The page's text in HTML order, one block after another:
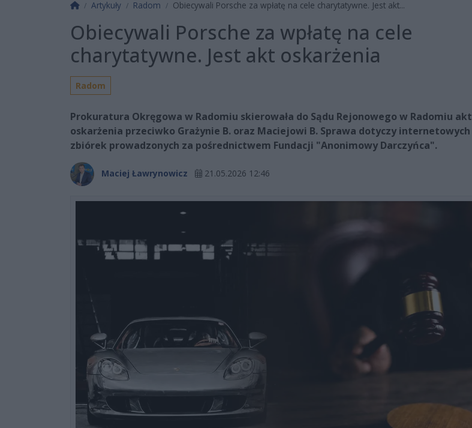
Strona główna
Artykuły Radom Obiecywali Porsche za wpłatę na cele charytatywne. Jest akt...
Obiecywali Porsche za wpłatę na cele
charytatywne. Jest akt oskarżenia
Radom
Prokuratura Okręgowa w Radomiu skierowała do Sądu Rejonowego w Radomiu akt
oskarżenia przeciwko Grażynie B. oraz Maciejowi B. Sprawa dotyczy internetowych
zbiórek prowadzonych za pośrednictwem Fundacji "Anonimowy Darczyńca".
Maciej Ławrynowicz 21.05.2026 12:46